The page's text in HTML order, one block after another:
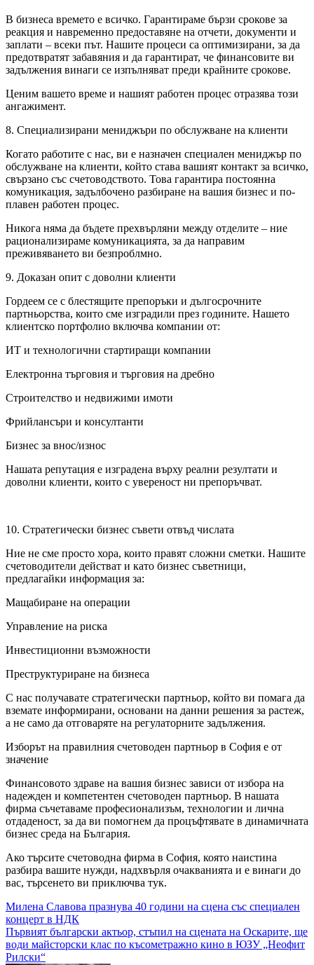
В бизнеса времето е всичко. Гарантираме бързи срокове за
реакция и навременно предоставяне на отчети, документи и
заплати – всеки път. Нашите процеси са оптимизирани, за да
предотвратят забавяния и да гарантират, че финансовите ви
задължения винаги се изпълняват преди крайните срокове.
Ценим вашето време и нашият работен процес отразява този
ангажимент.
8. Специализирани мениджъри по обслужване на клиенти
Когато работите с нас, ви е назначен специален мениджър по
обслужване на клиенти, който става вашият контакт за всичко,
свързано със счетоводството. Това гарантира постоянна
комуникация, задълбочено разбиране на вашия бизнес и по-
плавен работен процес.
Никога няма да бъдете прехвърляни между отделите – ние
рационализираме комуникацията, за да направим
преживяването ви безпроблмно.
9. Доказан опит с доволни клиенти
Гордеем се с блестящите препоръки и дългосрочните
партньорства, които сме изградили през годините. Нашето
клиентско портфолио включва компании от:
ИТ и технологични стартиращи компании
Електронна търговия и търговия на дребно
Строителство и недвижими имоти
Фрийлансъри и консултанти
Бизнес за внос/износ
Нашата репутация е изградена върху реални резултати и
доволни клиенти, които с увереност ни препоръчват.
10. Стратегически бизнес съвети отвъд числата
Ние не сме просто хора, които правят сложни сметки. Нашите
счетоводители действат и като бизнес съветници,
предлагайки информация за:
Мащабиране на операции
Управление на риска
Инвестиционни възможности
Преструктуриране на бизнеса
С нас получавате стратегически партньор, който ви помага да
вземате информирани, основани на данни решения за растеж,
а не само да отговаряте на регулаторните задължения.
Изборът на правилния счетоводен партньор в София е от
значение
Финансовото здраве на вашия бизнес зависи от избора на
надежден и компетентен счетоводен партньор. В нашата
фирма съчетаваме професионализъм, технологии и лична
отдаденост, за да ви помогнем да процъфтявате в динамичната
бизнес среда на България.
Ако търсите счетоводна фирма в София, която наистина
разбира вашите нужди, надхвърля очакванията и е винаги до
вас, търсенето ви приключва тук.
Навигация
Милена Славова празнува 40 години на сцена със специален
концерт в НДК
Първият български актьор, стъпил на сценaта на Оскарите, ще
води майсторски клас по късометражно кино в ЮЗУ „Неофит
Рилски“